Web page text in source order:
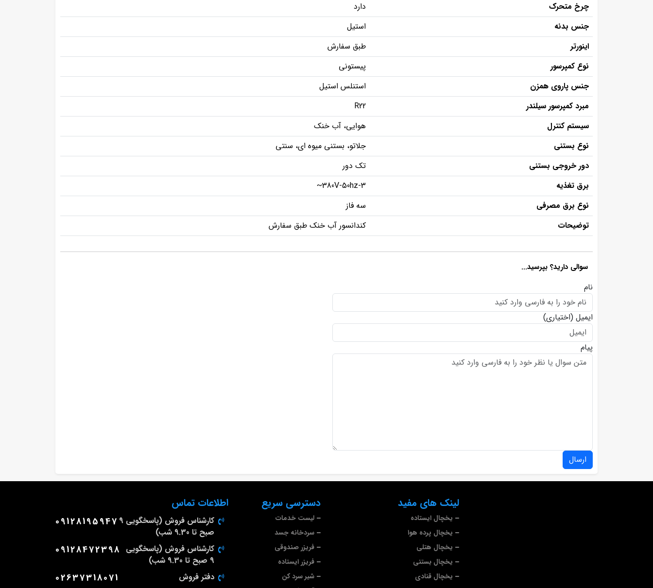
چرخ متحرک
دارد
جنس بدنه
استیل
اینورتر
طبق سفارش
نوع کمپرسور
پیستونی
جنس پاروی همزن
استنلس استیل
مبرد کمپرسور سیلندر
R22
سیستم کنترل
هوایی، آب خنک
نوع بستنی
جلاتو، بستنی میوه ای، سنتی
دور خروجی بستنی
تک دور
برق تغذیه
380V-50hz-3~
نوع برق مصرفی
سه فاز
توضیحات
کندانسور آب خنک طبق سفارش
سوالی دارید؟ بپرسید...
نام
ایمیل (اختیاری)
پیام
ارسال
لینک های مفید
یخچال ایستاده
یخچال پرده هوا
یخچال هتلی
یخچال بستنی
یخچال قنادی
دسترسی سریع
لیست خدمات
سردخانه جسد
فریزر صندوقی
فریزر ایستاده
شیر سرد کن
اطلاعات تماس
کارشناس فروش (پاسخگویی 9
صبح تا 9.30 شب)
09128195947
کارشناس فروش (پاسخگویی
9 صبح تا 9.30 شب)
09128472398
دفتر فروش 02637318071